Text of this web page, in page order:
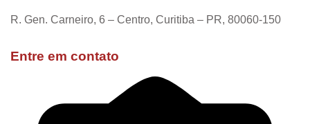
R. Gen. Carneiro, 6 – Centro, Curitiba – PR, 80060-150
Entre em contato